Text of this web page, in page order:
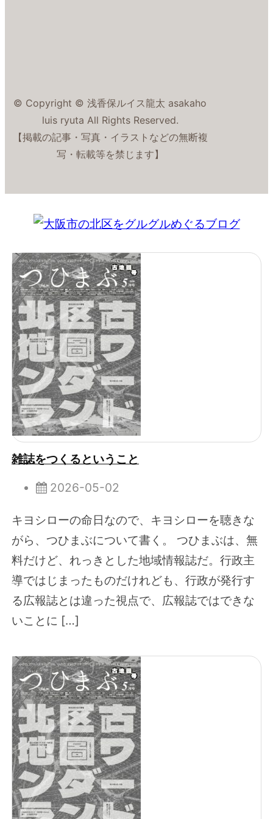
© Copyright © 浅香保ルイス龍太 asakaho
luis ryuta All Rights Reserved.
【掲載の記事・写真・イラストなどの無断複
写・転載等を禁じます】
雑誌をつくるということ
2026-05-02
キヨシローの命日なので、キヨシローを聴きな
がら、つひまぶについて書く。 つひまぶは、無
料だけど、れっきとした地域情報誌だ。行政主
導ではじまったものだけれども、行政が発行す
る広報誌とは違った視点で、広報誌ではできな
いことに […]